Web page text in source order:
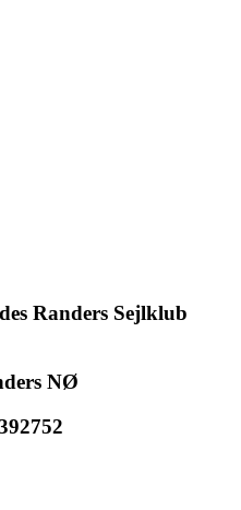
Randers Sejlklub
NØ